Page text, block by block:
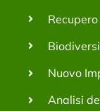
Nuovo
Analisi